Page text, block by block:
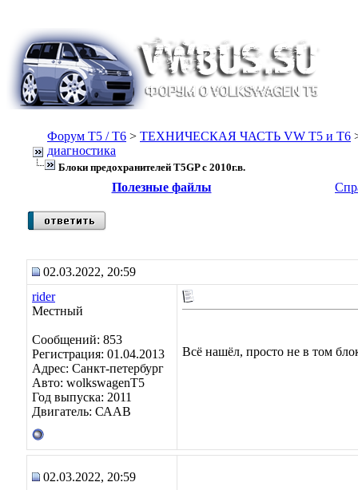
Форум Т5 / T6 > ТЕХНИЧЕСКАЯ ЧАСТЬ VW T5 и T6
диагностика
Блоки предохранителей Т5GP с 2010г.в.
Полезные файлы
02.03.2022, 20:59
rider
Местный
Сообщений: 853
Регистрация: 01.04.2013
Адрес: Санкт-петербург
Авто: wolkswagenT5
Год выпуска: 2011
Двигатель: СААВ
Всё нашёл, просто не в том
02.03.2022, 20:59